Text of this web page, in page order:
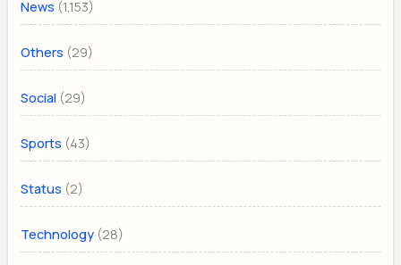
News (1,153)
Others (29)
Social (29)
Sports (43)
Status (2)
Technology (28)